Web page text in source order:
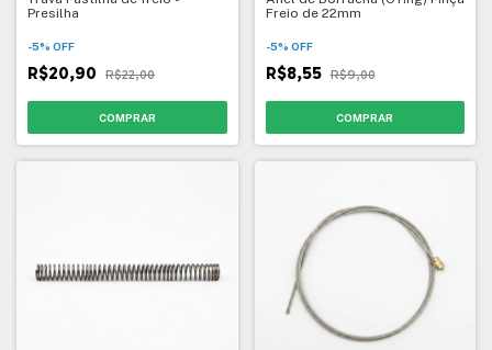
Presilha
-5% OFF
R$20,90 R$22,00
Freio de 22mm
-5% OFF
R$8,55 R$9,00